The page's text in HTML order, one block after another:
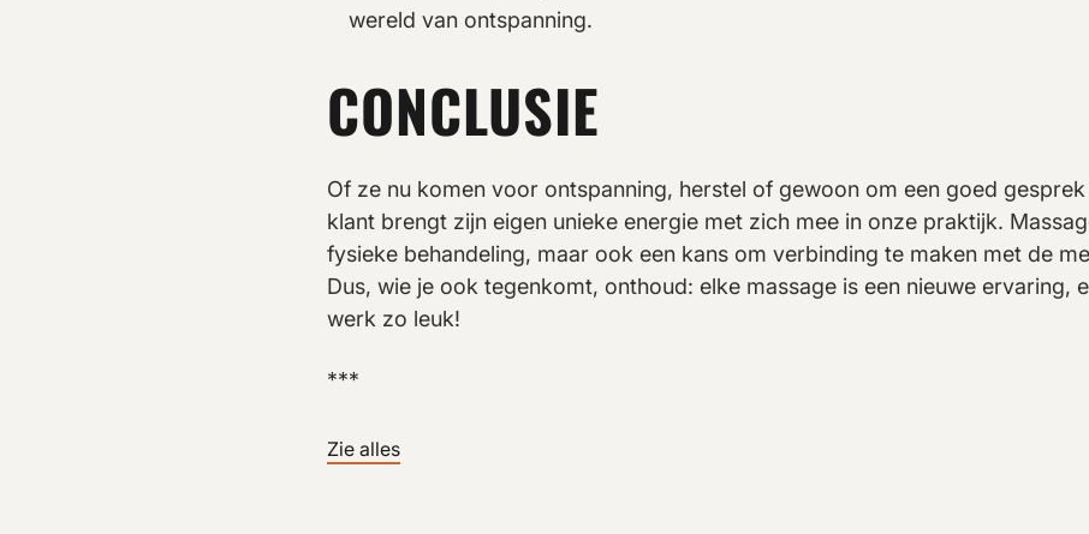
wereld van ontspanning.
CONCLUSIE
Of ze nu komen voor ontspanning, herstel of gewoon om een goed
klant brengt zijn eigen unieke energie met zich mee in onze praktijk.
fysieke behandeling, maar ook een kans om verbinding te maken met de
Dus, wie je ook tegenkomt, onthoud: elke massage is een nieuwe ervaring,
werk zo leuk!
***
Zie alles